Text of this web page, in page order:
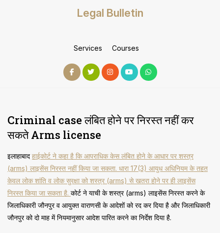
Legal Bulletin
Services Courses
Criminal case लंबित होने पर निरस्त नहीं कर
सकते Arms license
इलाहाबाद हाईकोर्ट ने कहा है कि आपराधिक केस लंबित होने के आधार पर शस्त्र
(arms) लाइसेंस निरस्त नहीं किया जा सकता. धारा 17(3) आयुध अधिनियम के तहत
केवल लोक शांति व लोक सुरक्षा को शस्त्र (arms) से खतरा होने पर ही लाइसेंस
निरस्त किया जा सकता है. कोर्ट ने याची के शस्त्र (arms) लाइसेंस निरस्त करने के
जिलाधिकारी जौनपुर व आयुक्त वाराणसी के आदेशों को रद कर दिया है और जिलाधिकारी
जौनपुर को दो माह में नियमानुसार आदेश पारित करने का निर्देश दिया है.